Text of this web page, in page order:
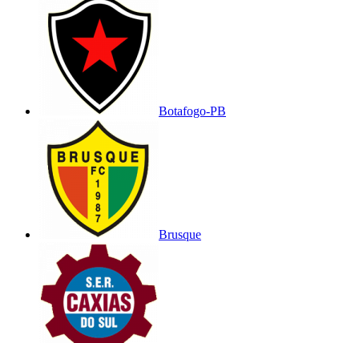
Botafogo-PB
Brusque